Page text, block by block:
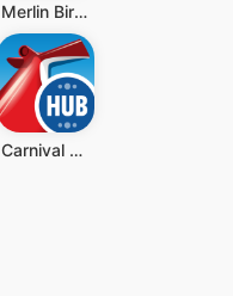
Merlin Bird ID
Carnival HUB